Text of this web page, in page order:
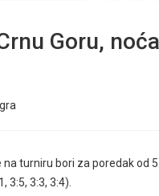
Goru,
turniru bori za poredak od
3:5, 3:3, 3:4).